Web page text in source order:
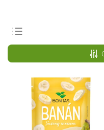
Doporučujeme
Nejlevnější
Nejdražší
Nejprodávanější
Abecedně